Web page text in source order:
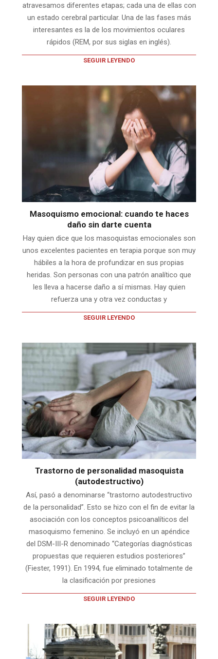
atravesamos diferentes etapas; cada una de ellas con
un estado cerebral particular. Una de las fases más
interesantes es la de los movimientos oculares
rápidos (REM, por sus siglas en inglés).
SEGUIR LEYENDO
Masoquismo emocional: cuando te haces
daño sin darte cuenta
Hay quien dice que los masoquistas emocionales son
unos excelentes pacientes en terapia porque son muy
hábiles a la hora de profundizar en sus propias
heridas. Son personas con una patrón analítico que
les lleva a hacerse daño a sí mismas. Hay quien
refuerza una y otra vez conductas y
SEGUIR LEYENDO
Trastorno de personalidad masoquista
(autodestructivo)
Así, pasó a denominarse “trastorno autodestructivo
de la personalidad”. Esto se hizo con el fin de evitar la
asociación con los conceptos psicoanalíticos del
masoquismo femenino. Se incluyó en un apéndice
del DSM-III-R denominado “Categorías diagnósticas
propuestas que requieren estudios posteriores”
(Fiester, 1991). En 1994, fue eliminado totalmente de
la clasificación por presiones
SEGUIR LEYENDO